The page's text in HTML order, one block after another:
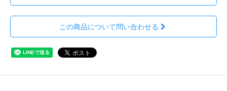
この商品について問い合わせる